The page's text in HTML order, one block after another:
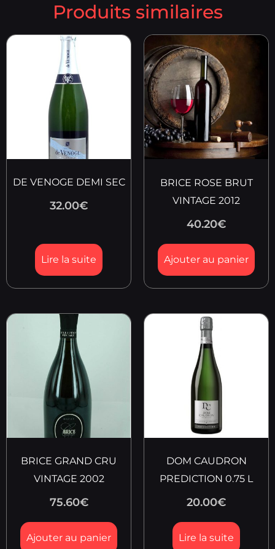
Produits similaires
DE VENOGE DEMI SEC
32.00€
Lire la suite
BRICE ROSE BRUT
VINTAGE 2012
40.20€
Ajouter au panier
BRICE GRAND CRU
VINTAGE 2002
75.60€
Ajouter au panier
DOM CAUDRON
PREDICTION 0.75 L
20.00€
Lire la suite